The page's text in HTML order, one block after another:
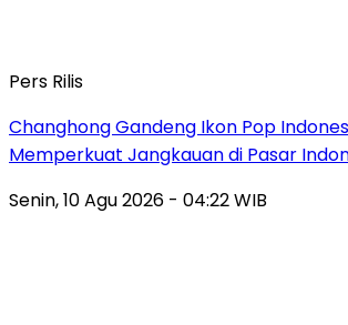
Pers Rilis
Changhong Gandeng Ikon Pop
Memperkuat Jangkauan di Pasar
Senin, 10 Agu 2026 - 04:22 WIB